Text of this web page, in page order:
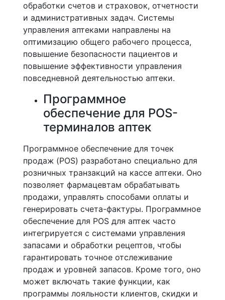
обработки счетов и страховок, отчетности
и административных задач. Системы
управления аптеками направлены на
оптимизацию общего рабочего процесса,
повышение безопасности пациентов и
повышение эффективности управления
повседневной деятельностью аптеки.
Программное
обеспечение для POS-
терминалов аптек
Программное обеспечение для точек
продаж (POS) разработано специально для
розничных транзакций на кассе аптеки. Оно
позволяет фармацевтам обрабатывать
продажи, управлять способами оплаты и
генерировать счета-фактуры. Программное
обеспечение для POS для аптек часто
интегрируется с системами управления
запасами и обработки рецептов, чтобы
гарантировать точное отслеживание
продаж и уровней запасов. Кроме того, оно
может включать такие функции, как
программы лояльности клиентов, скидки и